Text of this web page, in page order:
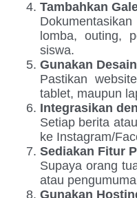
Tambahkan
lomba, outing,
siswa.
Gunakan
Pastikan
tablet, maupun
Integrasikan
Setiap berita
ke Instagram/
Sediakan Fitur
Supaya orang
atau
Gunakan